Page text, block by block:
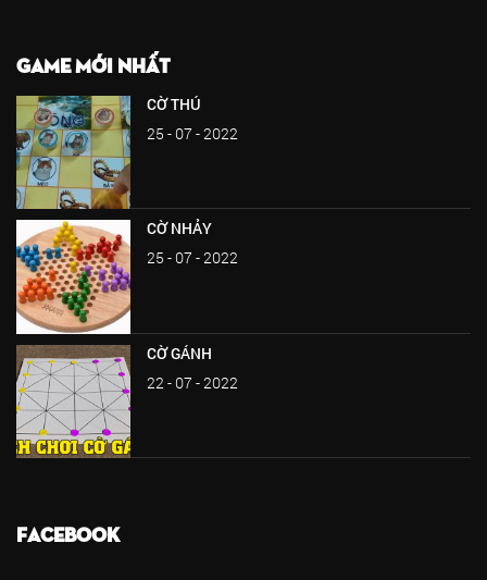
GAME MỚI NHẤT
CỜ THÚ
25 - 07 - 2022
CỜ NHẢY
25 - 07 - 2022
CỜ GÁNH
22 - 07 - 2022
FACEBOOK